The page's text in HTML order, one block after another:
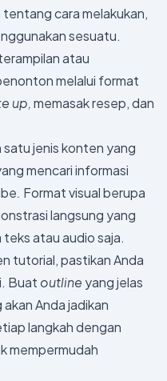
cara melakukan,
sesuatu.
atau
melalui format
up, memasak resep, dan
jenis konten yang
mencari informasi
. Format visual berupa
langsung yang
atau audio saja.
tutorial, pastikan Anda
Buat outline yang jelas
Anda jadikan
langkah dengan
mempermudah